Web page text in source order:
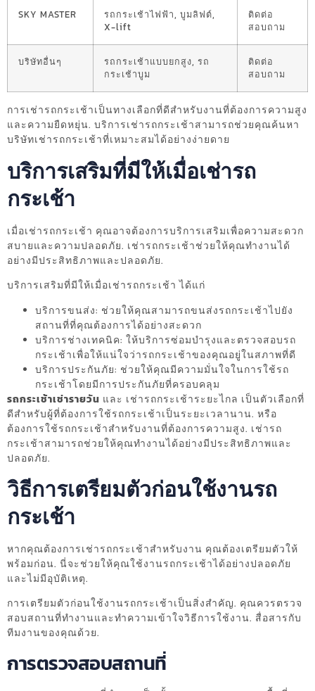
SKY MASTER
รถกระเช้าไฟฟ้า, บูมลิฟต์,
X-lift
ติดต่อ
สอบถาม
บริษัทอื่นๆ
รถกระเช้าแบบยกสูง, รถ
กระเช้าบูม
ติดต่อ
สอบถาม
การเช่ารถกระเช้าเป็นทางเลือกที่ดีสำหรับงานที่ต้องการความสูง
และความยืดหยุ่น. บริการเช่ารถกระเช้าสามารถช่วยคุณค้นหา
บริษัทเช่ารถกระเช้าที่เหมาะสมได้อย่างง่ายดาย
บริการเสริมที่มีให้เมื่อเช่ารถ
กระเช้า
เมื่อเช่ารถกระเช้า คุณอาจต้องการบริการเสริมเพื่อความสะดวก
สบายและความปลอดภัย. เช่ารถกระเช้าช่วยให้คุณทำงานได้
อย่างมีประสิทธิภาพและปลอดภัย.
บริการเสริมที่มีให้เมื่อเช่ารถกระเช้า ได้แก่
บริการขนส่ง: ช่วยให้คุณสามารถขนส่งรถกระเช้าไปยัง
สถานที่ที่คุณต้องการได้อย่างสะดวก
บริการช่างเทคนิค: ให้บริการซ่อมบำรุงและตรวจสอบรถ
กระเช้าเพื่อให้แน่ใจว่ารถกระเช้าของคุณอยู่ในสภาพที่ดี
บริการประกันภัย: ช่วยให้คุณมีความมั่นใจในการใช้รถ
กระเช้าโดยมีการประกันภัยที่ครอบคลุม
รถกระเช้าเช่ารายวัน และ เช่ารถกระเช้าระยะไกล เป็นตัวเลือกที่
ดีสำหรับผู้ที่ต้องการใช้รถกระเช้าเป็นระยะเวลานาน. หรือ
ต้องการใช้รถกระเช้าสำหรับงานที่ต้องการความสูง. เช่ารถ
กระเช้าสามารถช่วยให้คุณทำงานได้อย่างมีประสิทธิภาพและ
ปลอดภัย.
วิธีการเตรียมตัวก่อนใช้งานรถ
กระเช้า
หากคุณต้องการเช่ารถกระเช้าสำหรับงาน คุณต้องเตรียมตัวให้
พร้อมก่อน. นี่จะช่วยให้คุณใช้งานรถกระเช้าได้อย่างปลอดภัย
และไม่มีอุบัติเหตุ.
การเตรียมตัวก่อนใช้งานรถกระเช้าเป็นสิ่งสำคัญ. คุณควรตรวจ
สอบสถานที่ทำงานและทำความเข้าใจวิธีการใช้งาน. สื่อสารกับ
ทีมงานของคุณด้วย.
การตรวจสอบสถานที่